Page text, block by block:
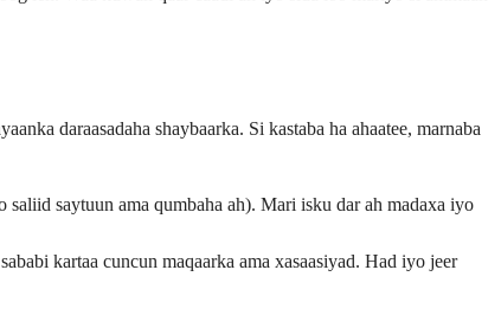
daraasadaha shaybaarka. Si kastaba ha ahaatee, marnaba
saytuun ama qumbaha ah). Mari isku dar ah madaxa iyo
kartaa cuncun maqaarka ama xasaasiyad. Had iyo jeer